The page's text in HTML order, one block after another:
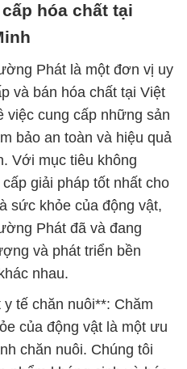
hóa chất tại
Phát là một đơn vị uy
và bán hóa chất tại Việt
việc cung cấp những sản
bảo an toàn và hiệu quả
Với mục tiêu không
giải pháp tốt nhất cho
sức khỏe của động vật,
Phát đã và đang
và phát triển bền
nhau.
tế chăn nuôi**: Chăm
của động vật là một ưu
chăn nuôi. Chúng tôi